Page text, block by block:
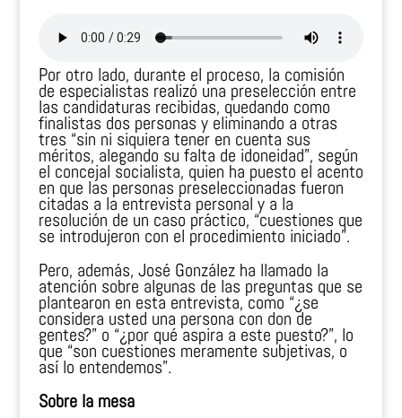
Por otro lado, durante el proceso, la comisión
de especialistas realizó una preselección entre
las candidaturas recibidas, quedando como
finalistas dos personas y eliminando a otras
tres “sin ni siquiera tener en cuenta sus
méritos, alegando su falta de idoneidad”, según
el concejal socialista, quien ha puesto el acento
en que las personas preseleccionadas fueron
citadas a la entrevista personal y a la
resolución de un caso práctico, “cuestiones que
se introdujeron con el procedimiento iniciado”.
Pero, además, José González ha llamado la
atención sobre algunas de las preguntas que se
plantearon en esta entrevista, como “¿se
considera usted una persona con don de
gentes?” o “¿por qué aspira a este puesto?”, lo
que “son cuestiones meramente subjetivas, o
así lo entendemos”.
Sobre la mesa